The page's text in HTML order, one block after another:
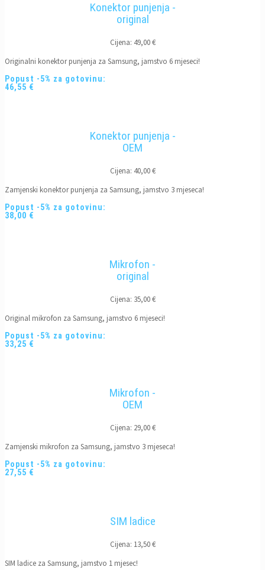
Konektor punjenja -
original
Cijena: 49,00 €
Originalni konektor punjenja za Samsung, jamstvo 6 mjeseci!
Popust -5% za gotovinu:
46,55 €
Konektor punjenja -
OEM
Cijena: 40,00 €
Zamjenski konektor punjenja za Samsung, jamstvo 3 mjeseca!
Popust -5% za gotovinu:
38,00 €
Mikrofon -
original
Cijena: 35,00 €
Original mikrofon za Samsung, jamstvo 6 mjeseci!
Popust -5% za gotovinu:
33,25 €
Mikrofon -
OEM
Cijena: 29,00 €
Zamjenski mikrofon za Samsung, jamstvo 3 mjeseca!
Popust -5% za gotovinu:
27,55 €
SIM ladice
Cijena: 13,50 €
SIM ladice za Samsung, jamstvo 1 mjesec!